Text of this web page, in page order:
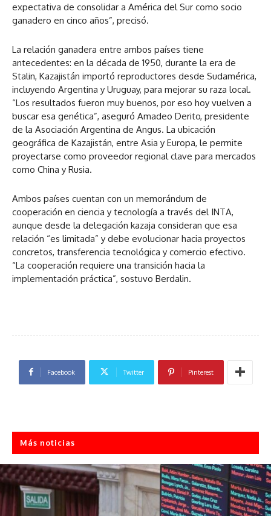
expectativa de consolidar a América del Sur como socio
ganadero en cinco años”, precisó.
La relación ganadera entre ambos países tiene
antecedentes: en la década de 1950, durante la era de
Stalin, Kazajistán importó reproductores desde Sudamérica,
incluyendo Argentina y Uruguay, para mejorar su raza local.
“Los resultados fueron muy buenos, por eso hoy vuelven a
buscar esa genética”, aseguró Amadeo Derito, presidente
de la Asociación Argentina de Angus. La ubicación
geográfica de Kazajistán, entre Asia y Europa, le permite
proyectarse como proveedor regional clave para mercados
como China y Rusia.
Ambos países cuentan con un memorándum de
cooperación en ciencia y tecnología a través del INTA,
aunque desde la delegación kazaja consideran que esa
relación “es limitada” y debe evolucionar hacia proyectos
concretos, transferencia tecnológica y comercio efectivo.
“La cooperación requiere una transición hacia la
implementación práctica”, sostuvo Berdalin.
Facebook Twitter Pinterest
Más noticias